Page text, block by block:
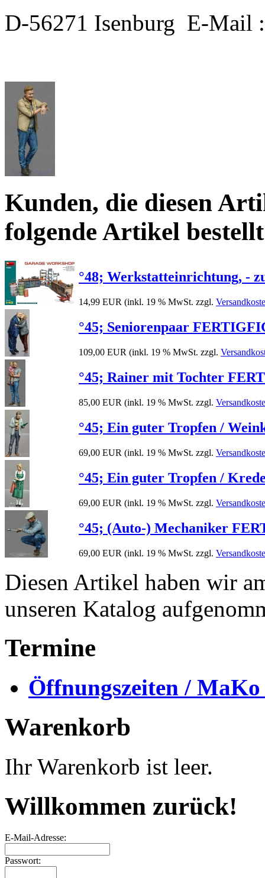
D-56271 Isenburg E-Mail
Kunden, die diesen
folgende Artikel
°48; Werkstatteinrichtung, -
14,99 EUR (inkl. 19 % MwSt. zzgl.
°45; Seniorenpaar
109,00 EUR (inkl. 19 % MwSt. zzgl.
°45; Rainer mit Tochter
85,00 EUR (inkl. 19 % MwSt. zzgl.
°45; Ein guter Tropfen /
69,00 EUR (inkl. 19 % MwSt. zzgl.
°45; Ein guter Tropfen /
69,00 EUR (inkl. 19 % MwSt. zzgl.
°45; (Auto-) Mechaniker
69,00 EUR (inkl. 19 % MwSt. zzgl.
Diesen Artikel haben wir
unseren Katalog
Termine
Öffnungszeiten /
Warenkorb
Ihr Warenkorb ist leer.
Willkommen zurück!
E-Mail-Adresse:
Passwort: